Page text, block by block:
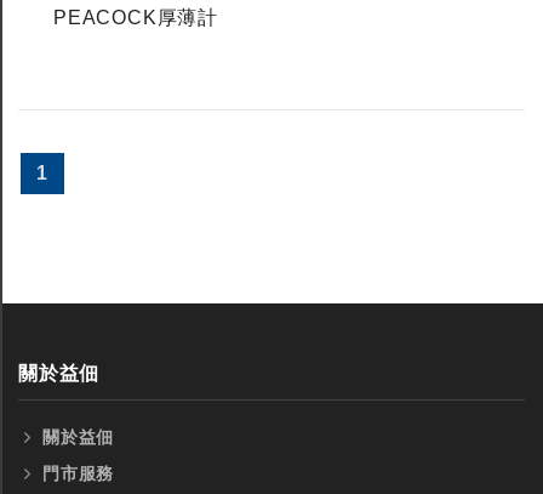
PEACOCK厚薄計
1
關於益佃
關於益佃
門市服務